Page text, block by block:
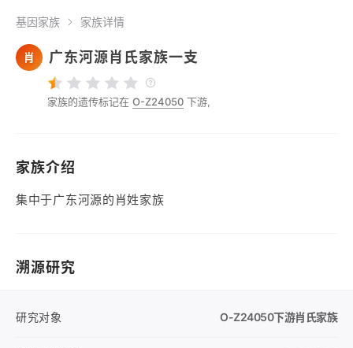
基因家族 家族详情
肖 广东河源肖氏家族一支
家族的遗传标记在 O-Z24050 下游,
家族介绍
集中于广东河源的肖姓家族
溯源研究
研究对象 O-Z24050下游肖氏家族